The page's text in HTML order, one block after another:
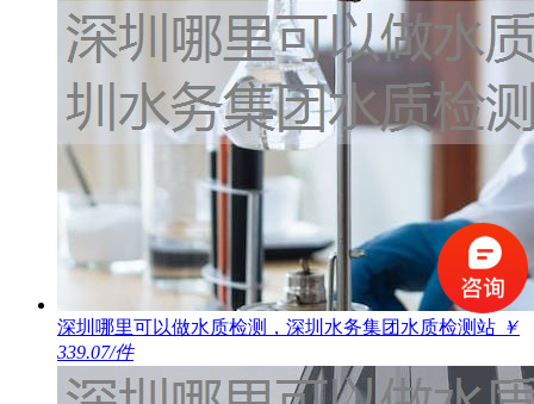
深圳哪里可以做水质检测，深圳水务集团水质检测站 ￥
339.07/件